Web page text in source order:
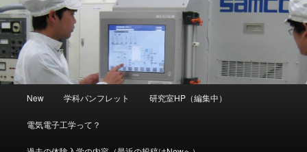
動
New 学科パンフレット 研究室HP（編集中）
電気電子工学って？